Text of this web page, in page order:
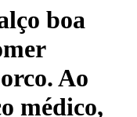
boa
Ao
médico,